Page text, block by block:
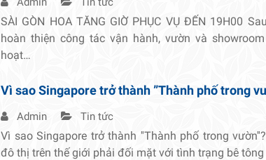
SÀI GÒN HOA TĂNG GIỜ PHỤC VỤ ĐẾN 19H00
hoàn thiện công tác vận hành, vườn và
hoạt…
Vì sao Singapore trở thành ”Thành phố trong
Admin Tin tức
Vì sao Singapore trở thành ''Thành phố trong
đô thị trên thế giới phải đối mặt với tình trạng bê